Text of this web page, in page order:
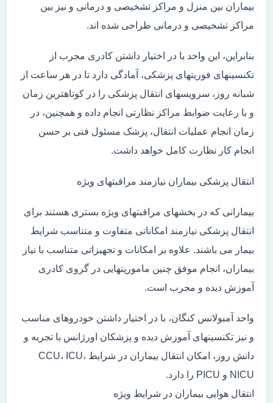
بیماران بین منزل و مراکز تشخیصی و درمانی و نیز بین
مراکز تشخیصی و درمانی طراحی شده اند.
بنابراین، این واحد با در اختیار داشتن کادری مجرب از
تکنسینهای فوریتهای پزشکی، آمادگی دارد تا در هر ساعت از
شبانه روز، سرویسهای انتقال پزشکی را در کوتاهترین زمان
و با رعایت ضوابط مراکز نظارتی انجام داده و همچنین، در
زمان انجام عملیات انتقال، پزشک مسئول فنی بر حسن
انجام کار نظارت کامل خواهد داشت.
انتقال پزشکی بیماران نیازمند مراقبتهای ویژه
بیمارانی که در بخشهای مراقبتهای ویژه بستری هستند برای
انتقال پزشکی نیازمند امکاناتی متفاوت و متناسب شرایط
بیمار می باشند. علاوه بر امکانات و تجهیزاتی متناسب با نیاز
بیماران، انجام موفق چنین ماموریتهایی در گروی کادری
آموزش دیده و مجرب است.
واحد آمبولانس کنگان، با در اختیار داشتن خودروهای مناسب
و نیز تکنسینهای آموزش دیده و پزشکان اورژانس با تجربه و
دانش روز، امکان انتقال بیماران در شرایط CCU، ICU،
NICU و PICU را دارد.
انتقال هوایی بیماران در شرایط ویژه